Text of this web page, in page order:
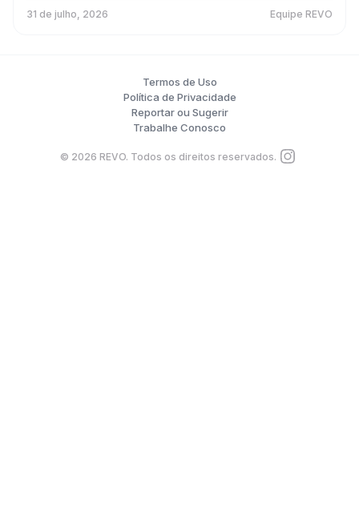
31 de julho, 2026 Equipe REVO
Termos de Uso
Política de Privacidade
Reportar ou Sugerir
Trabalhe Conosco
© 2026 REVO. Todos os direitos reservados.